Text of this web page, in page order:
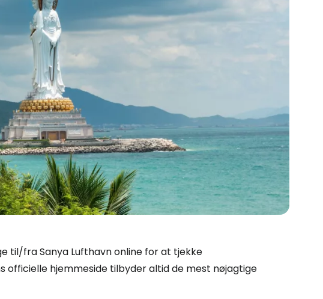
til/fra Sanya Lufthavn online for at tjekke
officielle hjemmeside tilbyder altid de mest nøjagtige
Cestee